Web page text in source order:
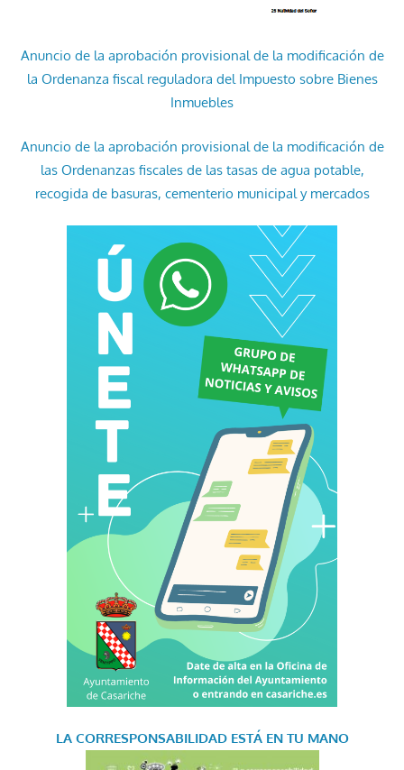
Anuncio de la aprobación provisional de la modificación de
la Ordenanza fiscal reguladora del Impuesto sobre Bienes
Inmuebles
Anuncio de la aprobación provisional de la modificación de
las Ordenanzas fiscales de las tasas de agua potable,
recogida de basuras, cementerio municipal y mercados
LA CORRESPONSABILIDAD ESTÁ EN TU MANO